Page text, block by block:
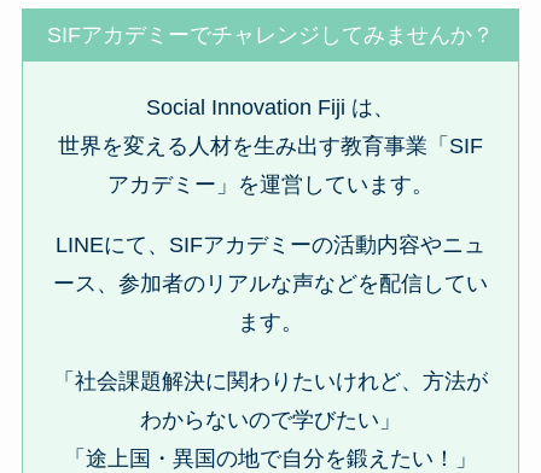
SIFアカデミーでチャレンジしてみませんか？
Social Innovation Fiji は、
世界を変える人材を生み出す教育事業「SIF
アカデミー」を運営しています。
LINEにて、SIFアカデミーの活動内容やニュ
ース、参加者のリアルな声などを配信してい
ます。
「社会課題解決に関わりたいけれど、方法が
わからないので学びたい」
「途上国・異国の地で自分を鍛えたい！」